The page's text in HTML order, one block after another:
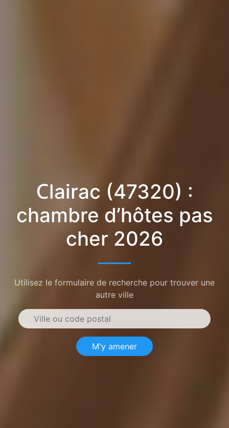
Clairac (47320) :
chambre d’hôtes pas
cher 2026
Utilisez le formulaire de recherche pour trouver une
autre ville
M'y amener